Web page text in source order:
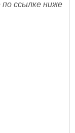
по ссылке ниже